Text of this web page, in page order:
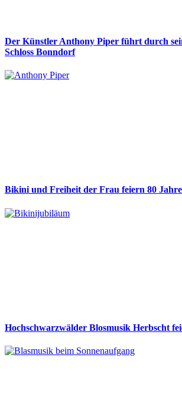
Der Künstler Anthony Piper führt durch
Schloss Bonndorf
Bikini und Freiheit der Frau feiern 80
Hochschwarzwälder Blosmusik Herbscht